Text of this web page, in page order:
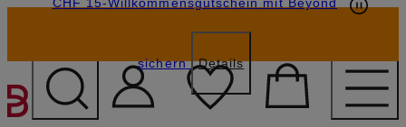
ZUM HAUPTINHALT
sichern Details